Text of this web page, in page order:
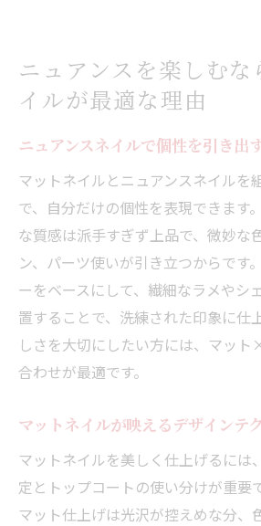
ニュアンスを楽しむな
イルが最適な理由
ニュアンスネイルで個性を引き出
マットネイルとニュアンスネイルを
で、自分だけの個性を表現できます
な質感は派手すぎず上品で、微妙な
ン、パーツ使いが引き立つからです
ーをベースにして、繊細なラメやシ
置することで、洗練された印象に仕
しさを大切にしたい方には、マッ
合わせが最適です。
マットネイルが映えるデザインテ
マットネイルを美しく仕上げるには
定とトップコートの使い分けが重要
マット仕上げは光沢が控えめな分、